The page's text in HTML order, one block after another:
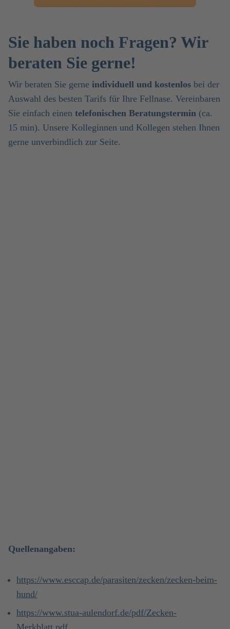
Sie haben noch Fragen? Wir
beraten Sie gerne!
Wir beraten Sie gerne individuell und kostenlos bei der
Auswahl des besten Tarifs für Ihre Fellnase. Vereinbaren
Sie einfach einen telefonischen Beratungstermin (ca.
15 min). Unsere Kolleginnen und Kollegen stehen Ihnen
gerne unverbindlich zur Seite.
Quellenangaben:
https://www.esccap.de/parasiten/zecken/zecken-beim-
hund/
https://www.stua-aulendorf.de/pdf/Zecken-
Merkblatt.pdf